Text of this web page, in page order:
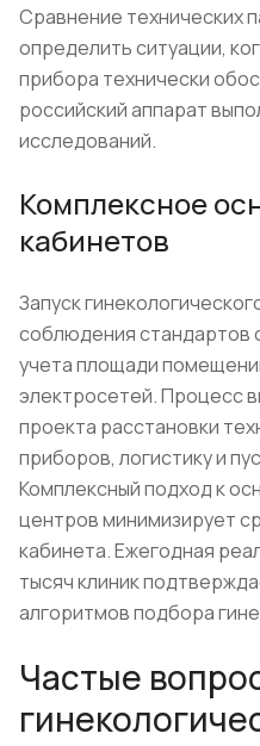
Сравнение технических
определить ситуации,
прибора технически
российский аппарат
исследований.
Комплексное
кабинетов
Запуск
соблюдения стандартов
учета площади
электросетей. Процесс
проекта расстановки
приборов, логистику и
Комплексный подход к
центров минимизирует
кабинета. Ежегодная
тысяч клиник
алгоритмов подбора
Частые